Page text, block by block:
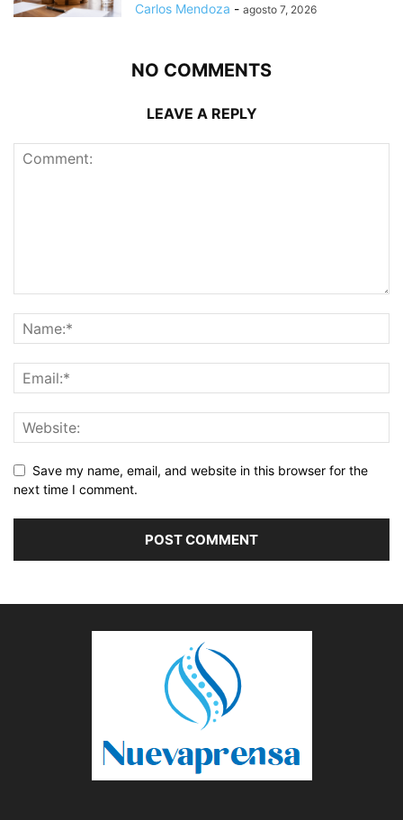
Carlos Mendoza - agosto 7, 2026
NO COMMENTS
LEAVE A REPLY
Save my name, email, and website in this browser for the
next time I comment.